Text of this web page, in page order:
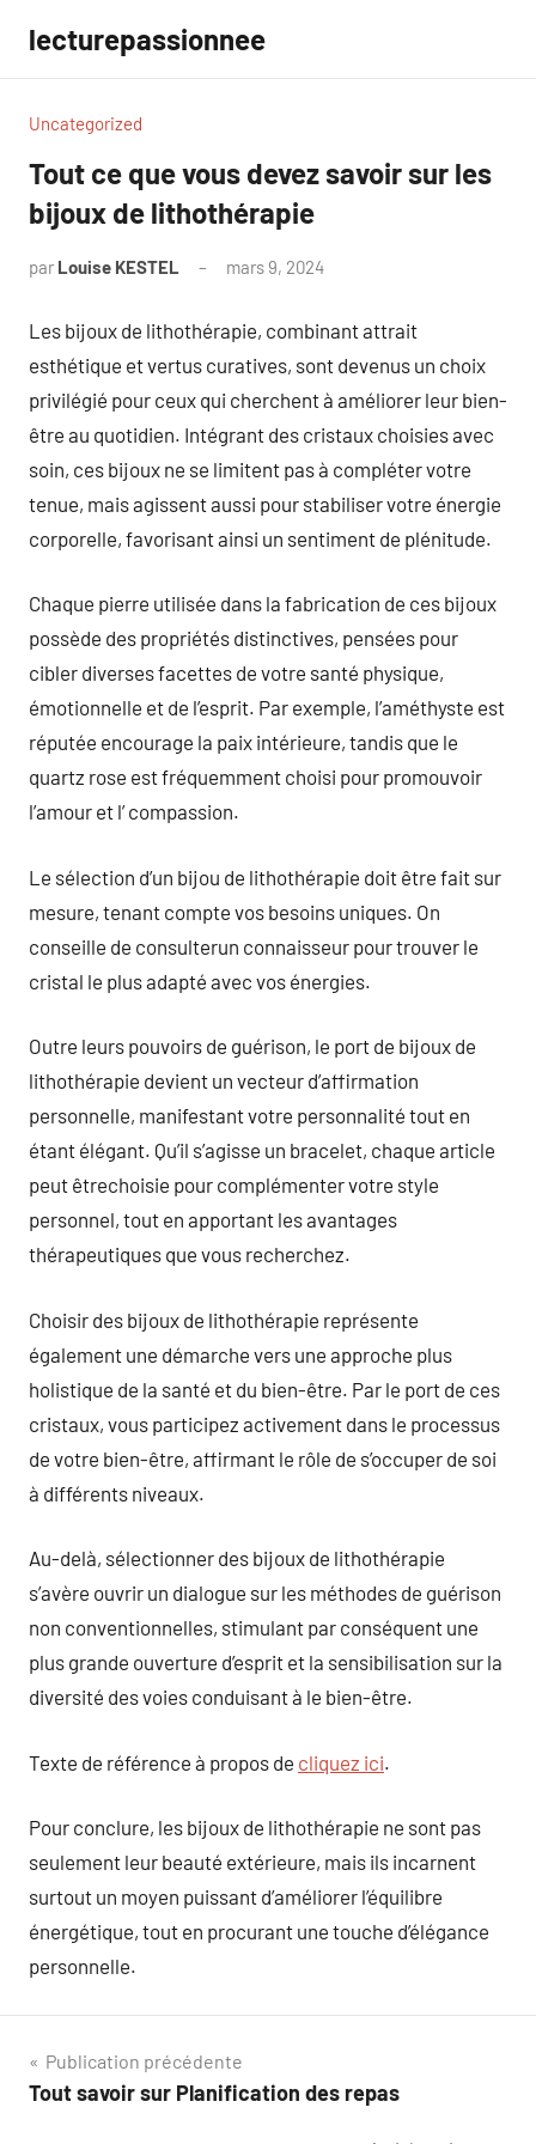
contenu
lecturepassionnee
Uncategorized
Tout ce que vous devez savoir sur les
bijoux de lithothérapie
par Louise KESTEL mars 9, 2024
Les bijoux de lithothérapie, combinant attrait
esthétique et vertus curatives, sont devenus un choix
privilégié pour ceux qui cherchent à améliorer leur bien-
être au quotidien. Intégrant des cristaux choisies avec
soin, ces bijoux ne se limitent pas à compléter votre
tenue, mais agissent aussi pour stabiliser votre énergie
corporelle, favorisant ainsi un sentiment de plénitude.
Chaque pierre utilisée dans la fabrication de ces bijoux
possède des propriétés distinctives, pensées pour
cibler diverses facettes de votre santé physique,
émotionnelle et de l’esprit. Par exemple, l’améthyste est
réputée encourage la paix intérieure, tandis que le
quartz rose est fréquemment choisi pour promouvoir
l’amour et l’ compassion.
Le sélection d’un bijou de lithothérapie doit être fait sur
mesure, tenant compte vos besoins uniques. On
conseille de consulterun connaisseur pour trouver le
cristal le plus adapté avec vos énergies.
Outre leurs pouvoirs de guérison, le port de bijoux de
lithothérapie devient un vecteur d’affirmation
personnelle, manifestant votre personnalité tout en
étant élégant. Qu’il s’agisse un bracelet, chaque article
peut êtrechoisie pour complémenter votre style
personnel, tout en apportant les avantages
thérapeutiques que vous recherchez.
Choisir des bijoux de lithothérapie représente
également une démarche vers une approche plus
holistique de la santé et du bien-être. Par le port de ces
cristaux, vous participez activement dans le processus
de votre bien-être, affirmant le rôle de s’occuper de soi
à différents niveaux.
Au-delà, sélectionner des bijoux de lithothérapie
s’avère ouvrir un dialogue sur les méthodes de guérison
non conventionnelles, stimulant par conséquent une
plus grande ouverture d’esprit et la sensibilisation sur la
diversité des voies conduisant à le bien-être.
Texte de référence à propos de cliquez ici.
Pour conclure, les bijoux de lithothérapie ne sont pas
seulement leur beauté extérieure, mais ils incarnent
surtout un moyen puissant d’améliorer l’équilibre
énergétique, tout en procurant une touche d’élégance
personnelle.
Navigation
de
Publication précédente
Tout savoir sur Planification des repas